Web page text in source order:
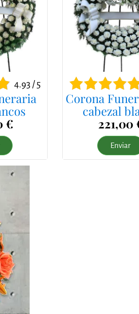
4.93 / 5
€
Corona
cabezal
221,00
Enviar